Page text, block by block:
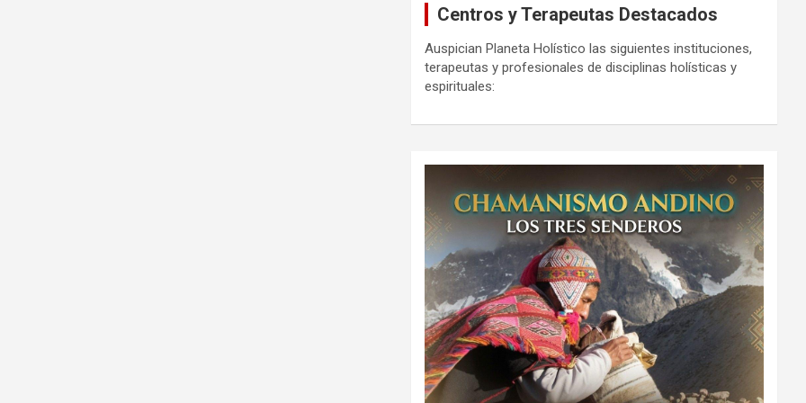
Centros y Terapeutas Destacados
Auspician Planeta Holístico las siguientes instituciones,
terapeutas y profesionales de disciplinas holísticas y
espirituales: